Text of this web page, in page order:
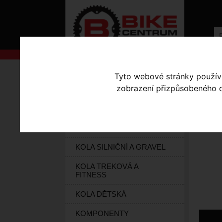
Tyto webové stránky
zobrazení přizpůsobeného
KOLA S-WORKS
KOLA SILNIČNÍ A GRAVEL
KOLA TREKOVÁ A
FITNESS
KOLA DĚTSKÁ
KOMPONENTY
Úvodní